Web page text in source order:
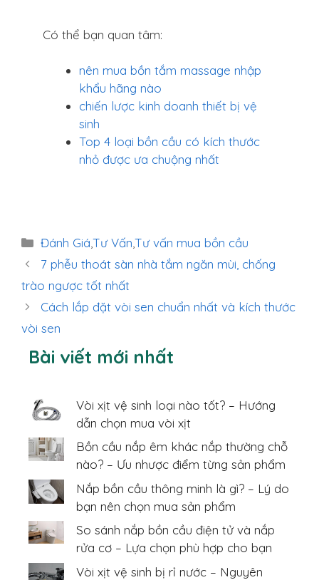
Có thể bạn quan tâm:
nên mua bồn tắm massage nhập
khẩu hãng nào
chiến lược kinh doanh thiết bị vệ
sinh
Top 4 loại bồn cầu có kích thước
nhỏ được ưa chuộng nhất
Danh
mục
Đánh Giá,Tư Vấn,Tư vấn mua bồn cầu
7 phễu thoát sàn nhà tắm ngăn mùi, chống
trào ngược tốt nhất
Cách lắp đặt vòi sen chuẩn nhất và kích thước
vòi sen
Bài viết mới nhất
Vòi xịt vệ sinh loại nào tốt? – Hướng
dẫn chọn mua vòi xịt
Bồn cầu nắp êm khác nắp thường chỗ
nào? – Ưu nhược điểm từng sản phẩm
Nắp bồn cầu thông minh là gì? – Lý do
bạn nên chọn mua sản phẩm
So sánh nắp bồn cầu điện tử và nắp
rửa cơ – Lựa chọn phù hợp cho bạn
Vòi xịt vệ sinh bị rỉ nước – Nguyên